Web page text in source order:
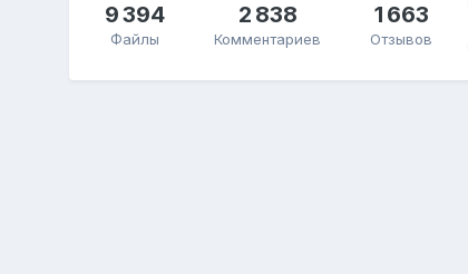
9 394
Файлы
2 838
Комментариев
1 663
Отзывов